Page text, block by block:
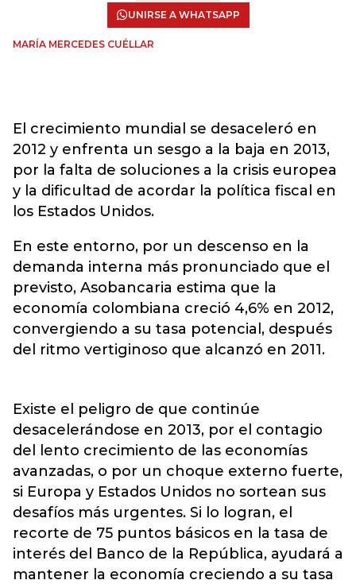
UNIRSE A WHATSAPP
MARÍA MERCEDES CUÉLLAR
El crecimiento mundial se desaceleró en
2012 y enfrenta un sesgo a la baja en 2013,
por la falta de soluciones a la crisis europea
y la dificultad de acordar la política fiscal en
los Estados Unidos.
En este entorno, por un descenso en la
demanda interna más pronunciado que el
previsto, Asobancaria estima que la
economía colombiana creció 4,6% en 2012,
convergiendo a su tasa potencial, después
del ritmo vertiginoso que alcanzó en 2011.
Existe el peligro de que continúe
desacelerándose en 2013, por el contagio
del lento crecimiento de las economías
avanzadas, o por un choque externo fuerte,
si Europa y Estados Unidos no sortean sus
desafíos más urgentes. Si lo logran, el
recorte de 75 puntos básicos en la tasa de
interés del Banco de la República, ayudará a
mantener la economía creciendo a su tasa